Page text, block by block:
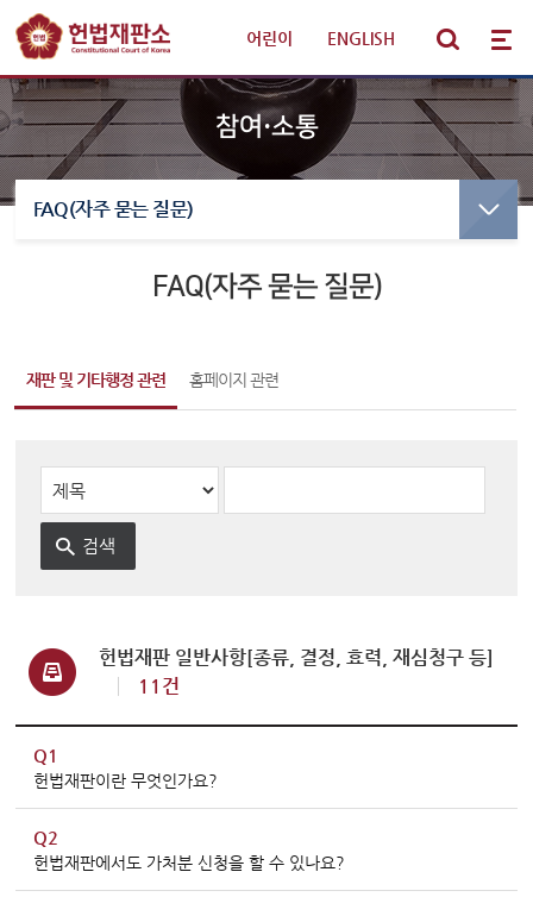
어린이 ENGLISH
선고·변론사건
만화로 보는 결정
변론목록
예약하기
알림·소식
헌법재판소 소개
참여·소통
FAQ(자주 묻는 질문)
FAQ(자주 묻는 질문)
재판 및 기타행정 관련 홈페이지 관련
헌법재판 일반사항[종류, 결정, 효력, 재심청구 등]
11건
Q1
헌법재판이란 무엇인가요?
Q2
헌법재판에서도 가처분 신청을 할 수 있나요?